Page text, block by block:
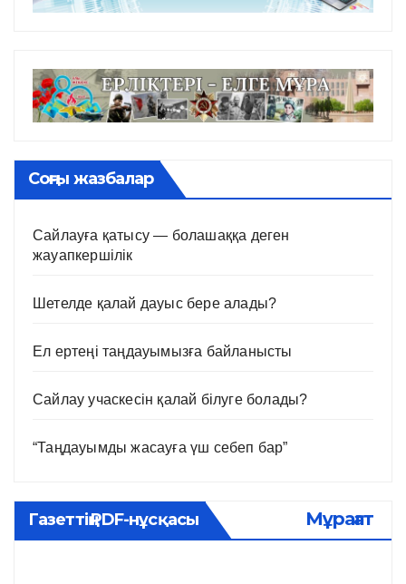
Соңғы жазбалар
Сайлауға қатысу — болашаққа деген
жауапкершілік
Шетелде қалай дауыс бере алады?
Ел ертеңі таңдауымызға байланысты
Сайлау учаскесін қалай білуге болады?
“Таңдауымды жасауға үш себеп бар”
Газеттің PDF-нұсқасы Мұрағат